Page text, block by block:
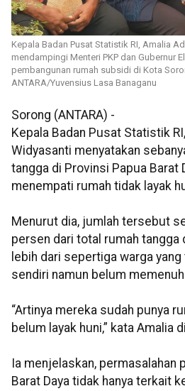
Kepala Badan Pusat Statistik RI, Amalia
mendampingi Menteri PKP dan Gubernur
pembangunan rumah subsidi di Kota
ANTARA/Yuvensius Lasa Banaganu
Sorong (ANTARA) -
Kepala Badan Pusat Statistik
Widyasanti menyatakan
tangga di Provinsi Papua Barat
menempati rumah tidak layak
Menurut dia, jumlah tersebut
persen dari total rumah tangga
lebih dari sepertiga warga
sendiri namun belum
“Artinya mereka sudah punya
belum layak huni,” kata Amalia
Ia menjelaskan, permasalahan
Barat Daya tidak hanya terkait